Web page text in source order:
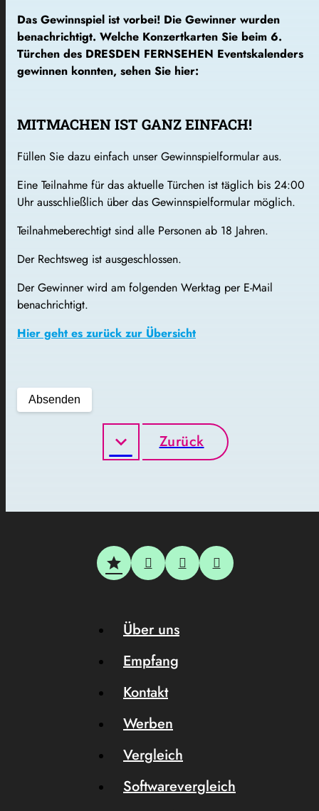
Das Gewinnspiel ist vorbei! Die Gewinner wurden
benachrichtigt. Welche Konzertkarten Sie beim 6.
Türchen des DRESDEN FERNSEHEN Eventskalenders
gewinnen konnten, sehen Sie hier:
MITMACHEN IST GANZ EINFACH!
Füllen Sie dazu einfach unser Gewinnspielformular aus.
Eine Teilnahme für das aktuelle Türchen ist täglich bis 24:00
Uhr ausschließlich über das Gewinnspielformular möglich.
Teilnahmeberechtigt sind alle Personen ab 18 Jahren.
Der Rechtsweg ist ausgeschlossen.
Der Gewinner wird am folgenden Werktag per E-Mail
benachrichtigt.
Hier geht es zurück zur Übersicht
Zurück
Über uns
Empfang
Kontakt
Werben
Vergleich
Softwarevergleich